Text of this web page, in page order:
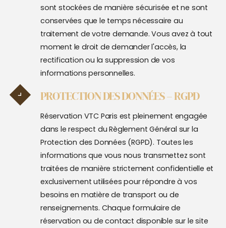
sont stockées de manière sécurisée et ne sont
conservées que le temps nécessaire au
traitement de votre demande.Vous avez à tout
moment le droit de demander l'accès, la
rectification ou la suppression de vos
informations personnelles.
PROTECTION DES DONNÉES – RGPD
Réservation VTC Paris est pleinement engagée
dans le respect du Règlement Général sur la
Protection des Données (RGPD). Toutes les
informations que vous nous transmettez sont
traitées de manière strictement confidentielle et
exclusivement utilisées pour répondre à vos
besoins en matière de transport ou de
renseignements. Chaque formulaire de
réservation ou de contact disponible sur le site